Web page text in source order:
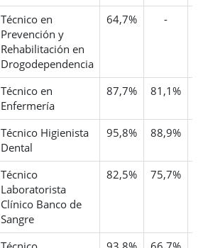
Técnico en
Prevención y
Rehabilitación en
Drogodependencia
64,7% -
Técnico en
Enfermería
87,7% 81,1%
Técnico Higienista
Dental
95,8% 88,9%
Técnico
Laboratorista
Clínico Banco de
Sangre
82,5% 75,7%